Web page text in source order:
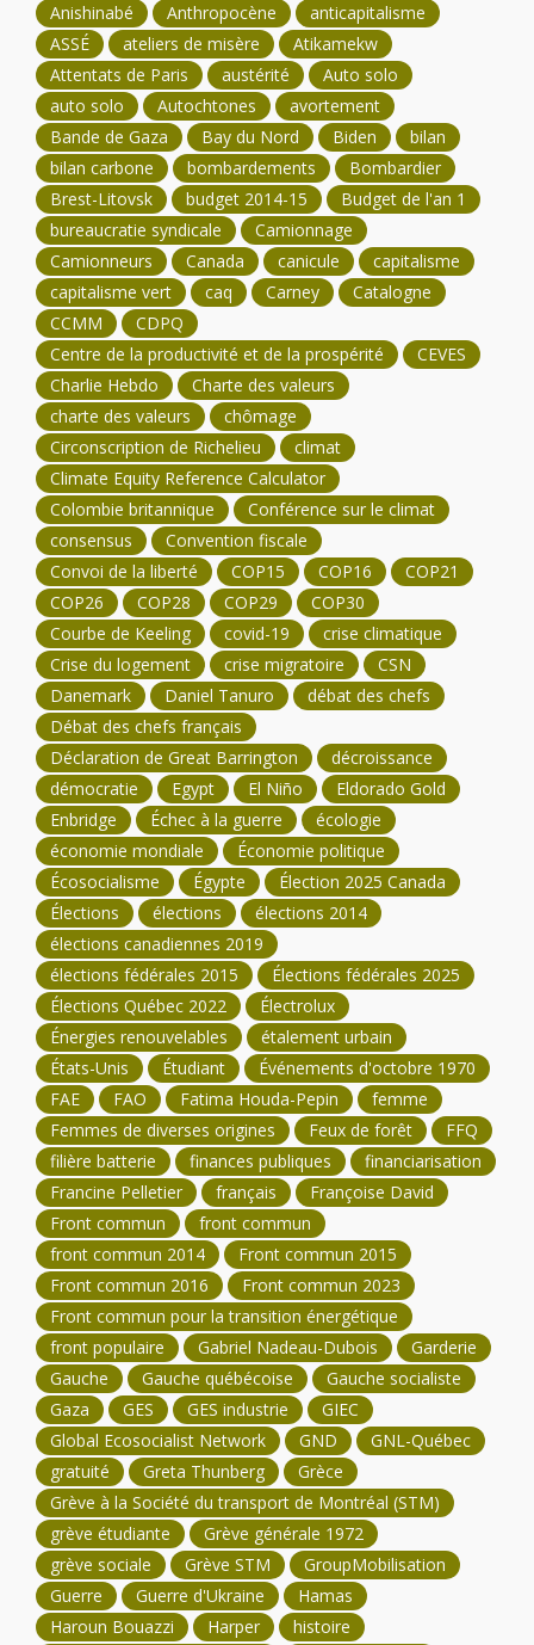
Anishinabé Anthropocène
anticapitalisme
ASSÉ
ateliers de misère
Atikamekw
Attentats de Paris
austérité
Auto solo
auto solo
Autochtones
avortement
Bande de Gaza
Bay du Nord Biden
bilan
bilan carbone
bombardements
Bombardier
Brest-Litovsk
budget 2014-15
Budget de l'an 1
bureaucratie syndicale
Camionnage
Camionneurs
Canada canicule
capitalisme
capitalisme vert
caq Carney
Catalogne
CCMM
CDPQ
Centre de la productivité et de la prospérité
CEVES
Charlie Hebdo
Charte des valeurs
charte des valeurs
chômage
Circonscription de Richelieu
climat
Climate Equity Reference Calculator
Colombie britannique
Conférence sur le climat
consensus
Convention fiscale
Convoi de la liberté
COP15 COP16
COP21
COP26
COP28 COP29
COP30
Courbe de Keeling
covid-19
crise climatique
Crise du logement
crise migratoire
CSN
Danemark
Daniel Tanuro
débat des chefs
Débat des chefs français
Déclaration de Great Barrington
décroissance
démocratie
Egypt El Niño
Eldorado Gold
Enbridge
Échec à la guerre
écologie
économie mondiale
Économie politique
Écosocialisme
Égypte
Élection 2025 Canada
Élections
élections
élections 2014
élections canadiennes 2019
élections fédérales 2015
Élections fédérales 2025
Élections Québec 2022
Électrolux
Énergies renouvelables
étalement urbain
États-Unis
Étudiant
Événements d'octobre 1970
FAE
FAO Fatima Houda-Pepin
femme
Femmes de diverses origines
Feux de forêt
FFQ
filière batterie
finances publiques
financiarisation
Francine Pelletier
français
Françoise David
Front commun
front commun
front commun 2014
Front commun 2015
Front commun 2016
Front commun 2023
Front commun pour la transition énergétique
front populaire
Gabriel Nadeau-Dubois
Garderie
Gauche
Gauche québécoise
Gauche socialiste
Gaza
GES GES industrie
GIEC
Global Ecosocialist Network
GND
GNL-Québec
gratuité
Greta Thunberg
Grèce
Grève à la Société du transport de Montréal (STM)
grève étudiante
Grève générale 1972
grève sociale
Grève STM
GroupMobilisation
Guerre
Guerre d'Ukraine
Hamas
Haroun Bouazzi
Harper
histoire